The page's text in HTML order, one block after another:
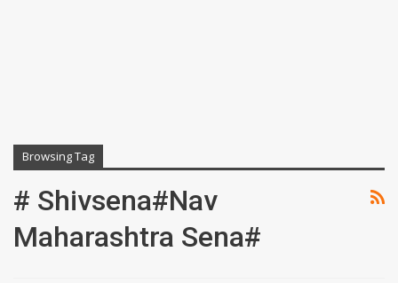
Browsing Tag
# Shivsena#nav
Maharashtra Sena#